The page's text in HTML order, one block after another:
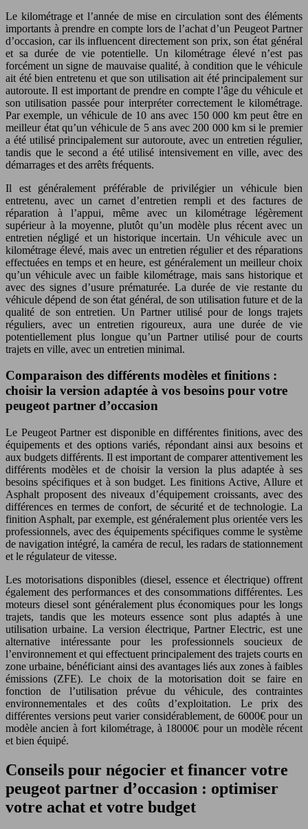
Le kilométrage et l’année de mise en circulation sont des éléments
importants à prendre en compte lors de l’achat d’un Peugeot Partner
d’occasion, car ils influencent directement son prix, son état général
et sa durée de vie potentielle. Un kilométrage élevé n’est pas
forcément un signe de mauvaise qualité, à condition que le véhicule
ait été bien entretenu et que son utilisation ait été principalement sur
autoroute. Il est important de prendre en compte l’âge du véhicule et
son utilisation passée pour interpréter correctement le kilométrage.
Par exemple, un véhicule de 10 ans avec 150 000 km peut être en
meilleur état qu’un véhicule de 5 ans avec 200 000 km si le premier
a été utilisé principalement sur autoroute, avec un entretien régulier,
tandis que le second a été utilisé intensivement en ville, avec des
démarrages et des arrêts fréquents.
Il est généralement préférable de privilégier un véhicule bien
entretenu, avec un carnet d’entretien rempli et des factures de
réparation à l’appui, même avec un kilométrage légèrement
supérieur à la moyenne, plutôt qu’un modèle plus récent avec un
entretien négligé et un historique incertain. Un véhicule avec un
kilométrage élevé, mais avec un entretien régulier et des réparations
effectuées en temps et en heure, est généralement un meilleur choix
qu’un véhicule avec un faible kilométrage, mais sans historique et
avec des signes d’usure prématurée. La durée de vie restante du
véhicule dépend de son état général, de son utilisation future et de la
qualité de son entretien. Un Partner utilisé pour de longs trajets
réguliers, avec un entretien rigoureux, aura une durée de vie
potentiellement plus longue qu’un Partner utilisé pour de courts
trajets en ville, avec un entretien minimal.
Comparaison des différents modèles et finitions :
choisir la version adaptée à vos besoins pour votre
peugeot partner d’occasion
Le Peugeot Partner est disponible en différentes finitions, avec des
équipements et des options variés, répondant ainsi aux besoins et
aux budgets différents. Il est important de comparer attentivement les
différents modèles et de choisir la version la plus adaptée à ses
besoins spécifiques et à son budget. Les finitions Active, Allure et
Asphalt proposent des niveaux d’équipement croissants, avec des
différences en termes de confort, de sécurité et de technologie. La
finition Asphalt, par exemple, est généralement plus orientée vers les
professionnels, avec des équipements spécifiques comme le système
de navigation intégré, la caméra de recul, les radars de stationnement
et le régulateur de vitesse.
Les motorisations disponibles (diesel, essence et électrique) offrent
également des performances et des consommations différentes. Les
moteurs diesel sont généralement plus économiques pour les longs
trajets, tandis que les moteurs essence sont plus adaptés à une
utilisation urbaine. La version électrique, Partner Electric, est une
alternative intéressante pour les professionnels soucieux de
l’environnement et qui effectuent principalement des trajets courts en
zone urbaine, bénéficiant ainsi des avantages liés aux zones à faibles
émissions (ZFE). Le choix de la motorisation doit se faire en
fonction de l’utilisation prévue du véhicule, des contraintes
environnementales et des coûts d’exploitation. Le prix des
différentes versions peut varier considérablement, de 6000€ pour un
modèle ancien à fort kilométrage, à 18000€ pour un modèle récent
et bien équipé.
Conseils pour négocier et financer votre
peugeot partner d’occasion : optimiser
votre achat et votre budget